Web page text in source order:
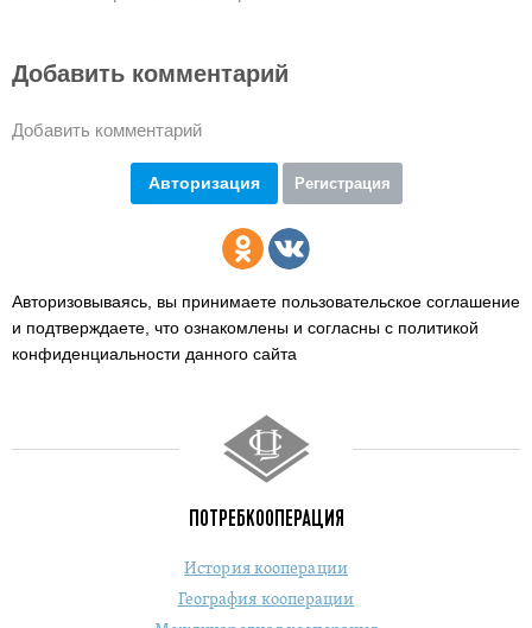
Добавить комментарий
Добавить комментарий
Авторизация Регистрация
Авторизовываясь, вы принимаете пользовательское соглашение
и подтверждаете, что ознакомлены и согласны с политикой
конфиденциальности данного сайта
ПОТРЕБКООПЕРАЦИЯ
История кооперации
География кооперации